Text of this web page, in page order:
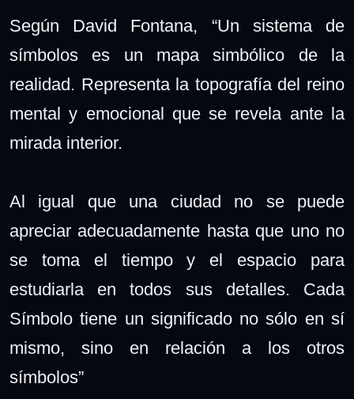
Según David Fontana, “Un sistema de
símbolos es un mapa simbólico de la
realidad. Representa la topografía del reino
mental y emocional que se revela ante la
mirada interior.
Al igual que una ciudad no se puede
apreciar adecuadamente hasta que uno no
se toma el tiempo y el espacio para
estudiarla en todos sus detalles. Cada
Símbolo tiene un significado no sólo en sí
mismo, sino en relación a los otros
símbolos”